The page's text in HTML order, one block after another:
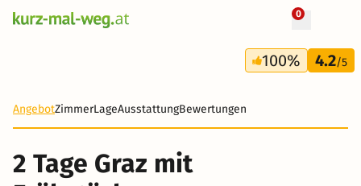
0
2 Tage
60 €
+ 84 Fotos
100% 4.2/5
AngebotZimmerLageAusstattungBewertungen
2 Tage Graz mit